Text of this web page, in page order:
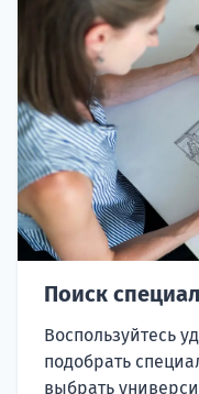
Поиск
Воспользуйтесь
подобрать
выбрать